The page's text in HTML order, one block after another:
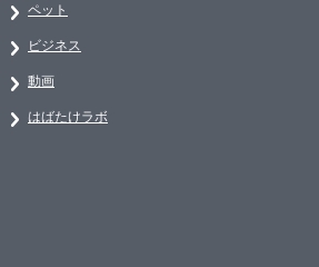
ペット
ビジネス
動画
はばたけラボ